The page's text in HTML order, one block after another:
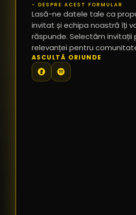
- DESPRE ACEST FORMULAR
Lasă-ne datele tale ca
invitat și echipa noastră îți
răspunde. Selectăm invitații
relevanței pentru
ASCULTĂ ORIUNDE